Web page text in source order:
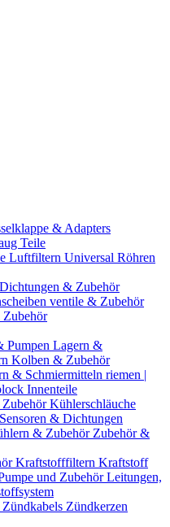
& Adapters
Teile
Luftfiltern Universal Röhren
Dichtungen & Zubehör
ventile & Zubehör
Pumpen Lagern &
Kolben & Zubehör
& Schmiermitteln riemen |
Innenteile
ZubehörKühlerschläuche
Sensoren & Dichtungen
& Zubehör Zubehör &
Kraftstofffiltern Kraftstoff
und ZubehörLeitungen,
Zündkabels Zündkerzen